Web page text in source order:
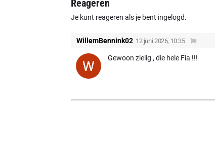
Reageren
Je kunt reageren als je bent ingelogd.
WillemBennink02 12 juni 2026, 10:35
Gewoon zielig , die hele Fia !!!